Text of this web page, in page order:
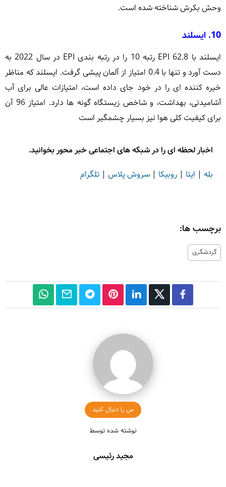
وحش بکرش شناخته شده است.
10. ایسلند
ایسلند با EPI 62.8 رتبه 10 را در رتبه بندی EPI در سال 2022 به
دست آورد و تنها با 0.4 امتیاز از آلمان پیشی گرفت. ایسلند که مناظر
خیره کننده ای را در خود جای داده است، امتیازات عالی برای آب
آشامیدنی، بهداشت، و شاخص زیستگاه گونه ها دارد. امتیاز 96 آن
برای کیفیت کلی هوا نیز بسیار چشمگیر است
اخبار لحظه ای را در شبکه های اجتماعی خبر محور بخوانید.
بله | ایتا | روبیکا | سروش پلاس | تلگرام
برچسب ها:
گردشگری
من را دنبال کنید
نوشته شده توسط
مجید رئیسی